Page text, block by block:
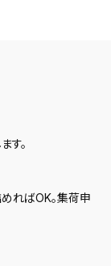
す。
ればOK。集荷申